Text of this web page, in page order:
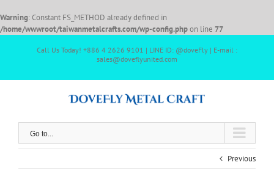
Warning: Constant FS_METHOD already defined in
/home/wwwroot/taiwanmetalcrafts.com/wp-config.phpon line 77
Call Us Today! +886 4 2626 9101 | LINE ID: @doveFly | E-mail :
sales@doveflyunited.com
Go to...
Previous